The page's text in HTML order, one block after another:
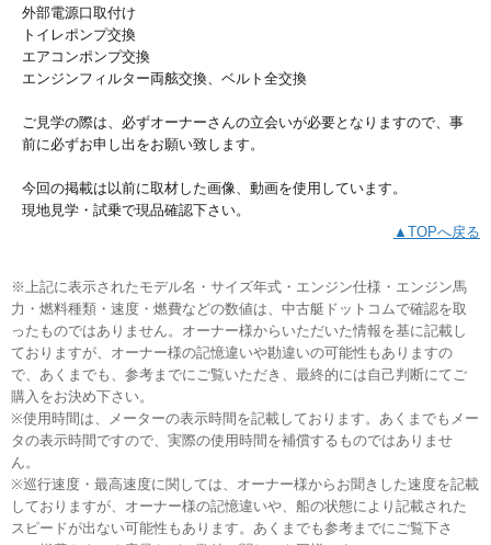
外部電源口取付け
トイレポンプ交換
エアコンポンプ交換
エンジンフィルター両舷交換、ベルト全交換
ご見学の際は、必ずオーナーさんの立会いが必要となりますので、事
前に必ずお申し出をお願い致します。
今回の掲載は以前に取材した画像、動画を使用しています。
現地見学・試乗で現品確認下さい。
▲TOPへ戻る
※上記に表示されたモデル名・サイズ年式・エンジン仕様・エンジン馬
力・燃料種類・速度・燃費などの数値は、中古艇ドットコムで確認を取
ったものではありません。オーナー様からいただいた情報を基に記載し
ておりますが、オーナー様の記憶違いや勘違いの可能性もありますの
で、あくまでも、参考までにご覧いただき、最終的には自己判断にてご
購入をお決め下さい。
※使用時間は、メーターの表示時間を記載しております。あくまでもメー
タの表示時間ですので、実際の使用時間を補償するものではありませ
ん。
※巡行速度・最高速度に関しては、オーナー様からお聞きした速度を記載
しておりますが、オーナー様の記憶違いや、船の状態により記載された
スピードが出ない可能性もあります。あくまでも参考までにご覧下さ